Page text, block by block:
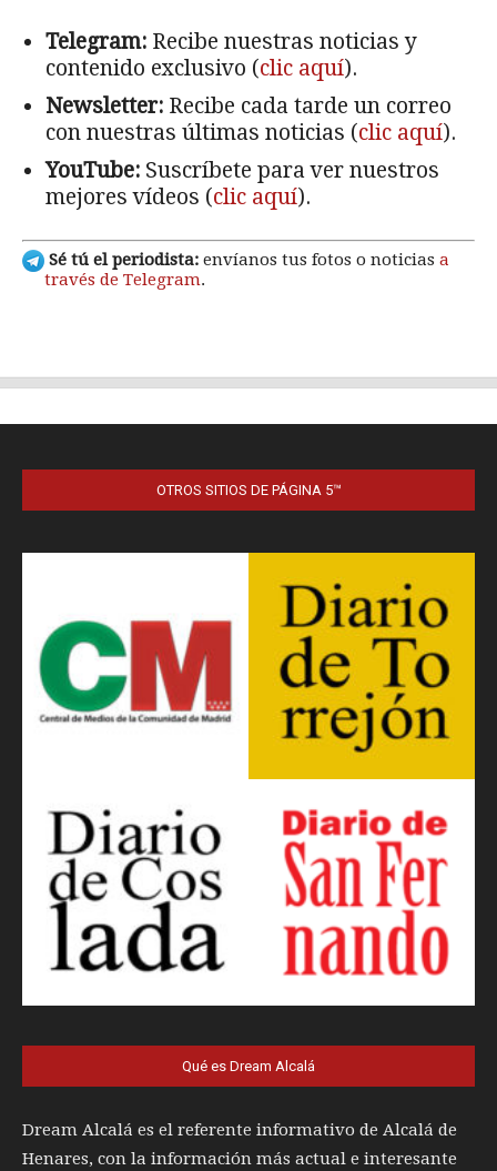
OTROS SITIOS DE PÁGINA 5™
Qué es Dream Alcalá
Dream Alcalá es el referente informativo de Alcalá de
Henares, con la información más actual e interesante